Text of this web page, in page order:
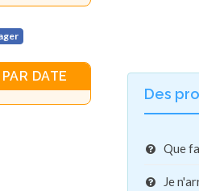
Des
Que
Je
DATE